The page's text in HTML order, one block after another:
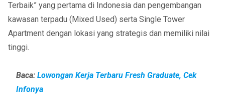
Terbaik” yang pertama di Indonesia dan pengembangan
kawasan terpadu (Mixed Used) serta Single Tower
Apartment dengan lokasi yang strategis dan memiliki nilai
tinggi.
Baca: Lowongan Kerja Terbaru Fresh Graduate, Cek
Infonya